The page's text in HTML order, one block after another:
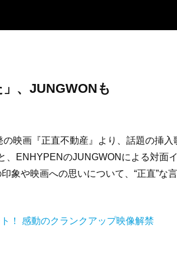
、JUNGWONも
映画『正直不動産』より、話題の挿入
、ENHYPENのJUNGWONによる対面
象や映画への思いについて、“正直”な
！ 感動のクランクアップ映像解禁